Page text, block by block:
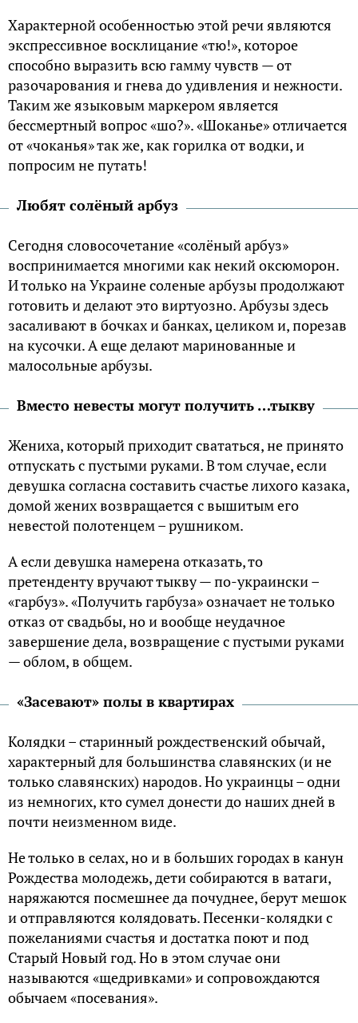
Характерной особенностью этой речи являются
экспрессивное восклицание «тю!», которое
способно выразить всю гамму чувств — от
разочарования и гнева до удивления и нежности.
Таким же языковым маркером является
бессмертный вопрос «шо?». «Шоканье» отличается
от «чоканья» так же, как горилка от водки, и
попросим не путать!
Любят солёный арбуз
Сегодня словосочетание «солёный арбуз»
воспринимается многими как некий оксюморон.
И только на Украине соленые арбузы продолжают
готовить и делают это виртуозно. Арбузы здесь
засаливают в бочках и банках, целиком и, порезав
на кусочки. А еще делают маринованные и
малосольные арбузы.
Вместо невесты могут получить …тыкву
Жениха, который приходит свататься, не принято
отпускать с пустыми руками. В том случае, если
девушка согласна составить счастье лихого казака,
домой жених возвращается с вышитым его
невестой полотенцем – рушником.
А если девушка намерена отказать, то
претенденту вручают тыкву — по-украински –
«гарбуз». «Получить гарбуза» означает не только
отказ от свадьбы, но и вообще неудачное
завершение дела, возвращение с пустыми руками
— облом, в общем.
«Засевают» полы в квартирах
Колядки – старинный рождественский обычай,
характерный для большинства славянских (и не
только славянских) народов. Но украинцы – одни
из немногих, кто сумел донести до наших дней в
почти неизменном виде.
Не только в селах, но и в больших городах в канун
Рождества молодежь, дети собираются в ватаги,
наряжаются посмешнее да почуднее, берут мешок
и отправляются колядовать. Песенки-колядки с
пожеланиями счастья и достатка поют и под
Старый Новый год. Но в этом случае они
называются «щедривками» и сопровождаются
обычаем «посевания».